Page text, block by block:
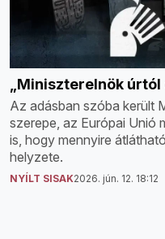
„Miniszterelnök
Az adásban szóba került
szerepe, az Európai Unió
is, hogy mennyire
helyzete.
NYÍLT SISAK2026. jún. 12. 18:12